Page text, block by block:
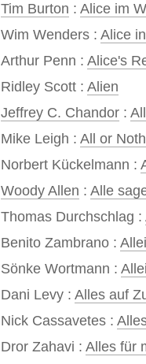
Tim Burton : Alice im
Wim Wenders : Alice
Arthur Penn : Alice's
Ridley Scott : Alien
Jeffrey C. Chandor:
Mike Leigh : All or
Norbert Kückelmann :
Woody Allen : Alle
Thomas Durchschlag :
Benito Zambrano :
Sönke Wortmann :
Dani Levy : Alles auf
Nick Cassavetes :
Dror Zahavi : Alles für